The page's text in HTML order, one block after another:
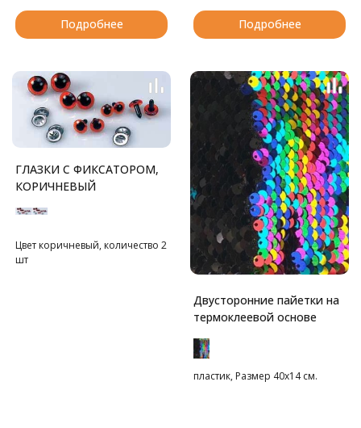
Подробнее Подробнее
ГЛАЗКИ С ФИКСАТОРОМ,
КОРИЧНЕВЫЙ
Цвет коричневый, количество 2
шт
Двусторонние пайетки на
термоклеевой основе
пластик, Размер 40х14 см.